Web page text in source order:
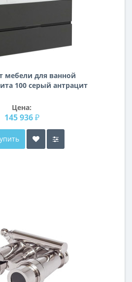
мебели для ванной
100 серый антрацит
Цена:
145 936 ₽